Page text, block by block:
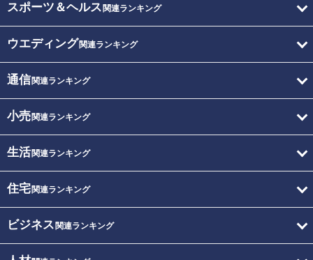
スポーツ＆ヘルス 関連ランキング
ウエディング関連ランキング
通信関連ランキング
小売関連ランキング
生活関連ランキング
住宅関連ランキング
ビジネス 関連ランキング